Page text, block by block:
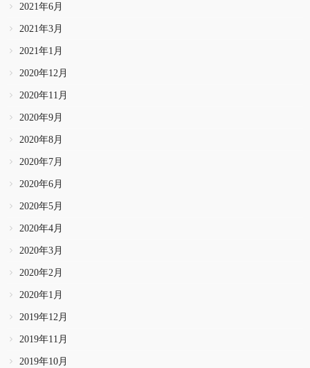
2021年6月
2021年3月
2021年1月
2020年12月
2020年11月
2020年9月
2020年8月
2020年7月
2020年6月
2020年5月
2020年4月
2020年3月
2020年2月
2020年1月
2019年12月
2019年11月
2019年10月